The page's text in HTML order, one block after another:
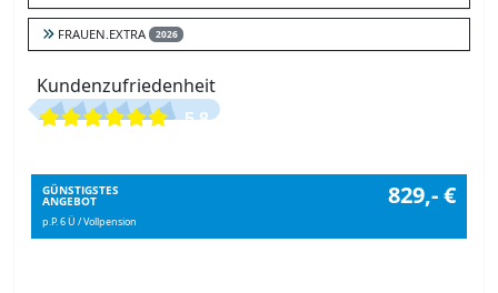
FRAUEN.EXTRA 2026
Kundenzufriedenheit
5.8
GÜNSTIGSTES
ANGEBOT 829,- €
p.P. 6 Ü / Vollpension